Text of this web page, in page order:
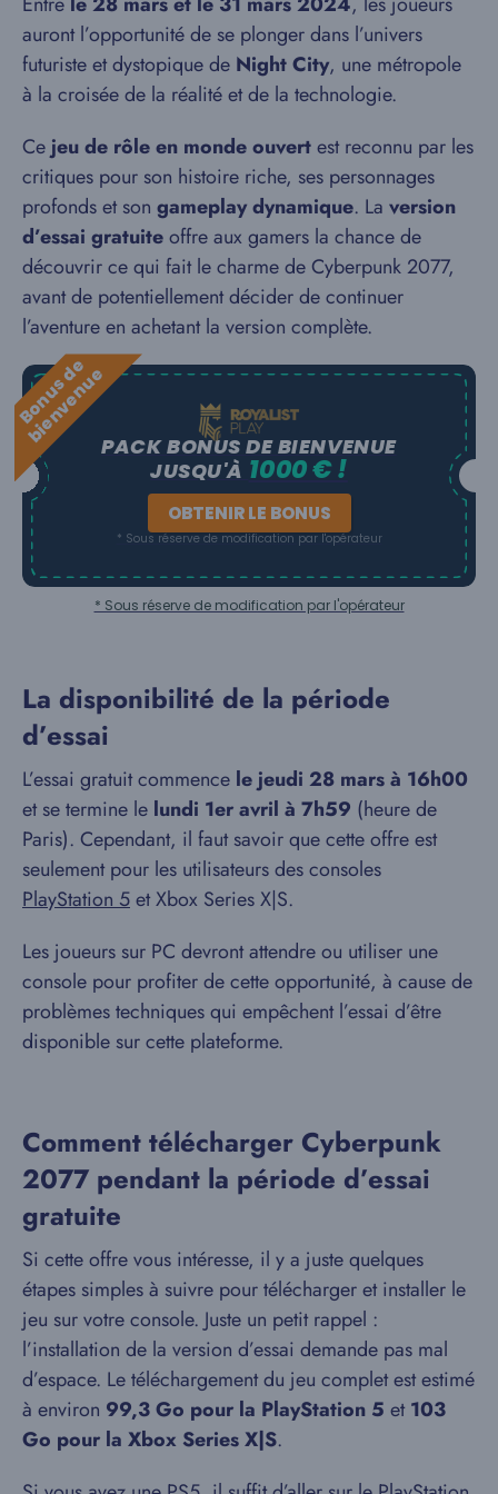
auront l’opportunité de se plonger dans l’univers
futuriste et dystopique de Night City, une métropole
à la croisée de la réalité et de la technologie.
Cejeu de rôle en monde ouvertest reconnu par les
critiques pour son histoire riche, ses personnages
profonds et son gameplay dynamique. La version
d’essai gratuiteoffre aux gamers la chance de
découvrir ce qui fait le charme de Cyberpunk 2077,
avant de potentiellement décider de continuer
l’aventure en achetant la version complète.
B
o
n
u
s
d
e
b
i
e
n
v
e
n
u
ePACK BONUS DE BIENVENUE
JUSQU'À 1000 € !
OBTENIR LE BONUS
* Sous réserve de modification par l'opérateur
* Sous réserve de modification par l'opérateur
La disponibilité de la période
d’essai
L’essai gratuit commence le jeudi 28 mars à 16h00
et se termine le lundi 1er avril à 7h59 (heure de
Paris). Cependant, il faut savoir que cette offre est
seulement pour les utilisateurs des consoles
PlayStation 5et Xbox Series X|S.
Les joueurs sur PC devront attendre ou utiliser une
console pour profiter de cette opportunité, à cause de
problèmes techniques qui empêchent l’essai d’être
disponible sur cette plateforme.
Comment télécharger Cyberpunk
2077 pendant la période d’essai
gratuite
Si cette offre vous intéresse, il y a juste quelques
étapes simples à suivre pour télécharger et installer le
jeu sur votre console. Juste un petit rappel :
l’installation de la version d’essai demande pas mal
d’espace. Le téléchargement du jeu complet est estimé
à environ 99,3 Go pour la PlayStation 5 et103
Go pour la Xbox Series X|S.